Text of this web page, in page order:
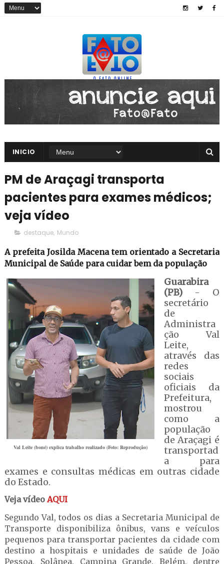
INICIO
PM de Araçagi transporta
pacientes para exames médicos;
veja vídeo
destaque, Mundo
A prefeita Josilda Macena tem orientado a Secretaria
Municipal de Saúde para cuidar bem da população
Val Leite (boné) explica trabalho realizado (Foto: Reprodução)
Guarabira
(PB)- O
secretário
de
Administra
ção Val
Leite,
através das
redes
sociais
oficiais da
Prefeitura,
mostrou
como a
população
de Araçagi é
transportad
a para
exames e consultas médicas em outras cidade
do Estado.
Veja vídeoAQUI
Segundo Val, todos os dias a Secretaria Municipal de
Transporte disponibiliza ônibus, vans e veículos
pequenos para transportar pacientes da cidade com
destino a hospitais e unidades de saúde de João
Pessoa, Solânea, Campina Grande, Belém, dentre